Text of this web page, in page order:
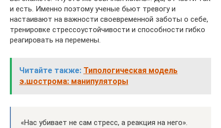
и есть. Именно поэтому ученые бьют тревогу и
настаивают на важности своевременной заботы о себе,
тренировке стрессоустойчивости и способности гибко
реагировать на перемены.
Читайте также: Типологическая модель
э.шострома: манипуляторы
«Нас убивает не сам стресс, а реакция на него».